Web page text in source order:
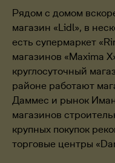
Рядом с домом
магазин «Lidl», в
есть супермаркет
магазинов «Maxima
круглосуточный
районе работают
Даммес и рынок
магазинов
крупных покупок
торговые центры